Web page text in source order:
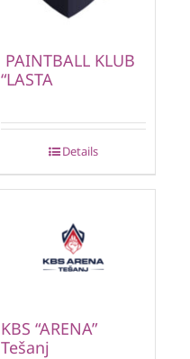
PAINTBALL KLUB
“LASTA
Details
KBS “ARENA”
Tešanj